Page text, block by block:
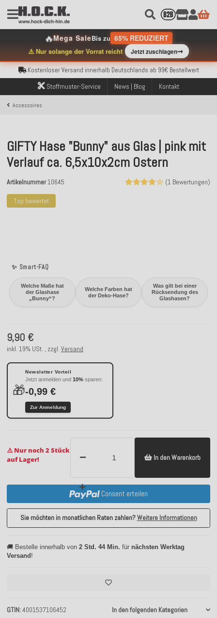
🔥Mega SaleBis zu 65% REDUZIERT
⚠️ Nur solange der Vorrat reicht Jetzt zuschlagen➞
Kostenloser Versand innerhalb Deutschlands ab 99€ Bestellwert
Über 120.000 erfolgreich versendete Bestellungen
Sicher bezahlen mit Klarna, PayPal & Amazon Pay
Kostenloser Versand innerhalb Deutschlands ab 99€ Bestellwert
Über 120.000 erfolgreich versendete Bestellungen
Sicher bezahlen mit Klarna, PayPal & Amazon Pay
Kostenloser Versand innerhalb Deutschlands ab 99€ Bestellwert
Stoffmuster-Service News | Blog Kontakt
Accessoires
Top bewertet
✨ Smart-FAQ
Welche Maße hat
der Glashase
„Bunny“?
Welche Farben hat
der Deko-Hase?
Was gilt bei einer
Rücksendung des
Glashasen?
GIFTY Hase "Bunny" aus Glas | pink mit
Verlauf ca. 6,5x10x2cm Ostern
(1 Bewertungen)
Artikelnummer10645
GTIN 4001537106452 In den folgenden Kategorien
9,90 €
inkl. 19% USt. , zzgl. Versand
🎁
Newsletter Vorteil
Jetzt anmelden und 10% sparen:
-0,99 €
Zur Anmeldung
⚠️ Nur noch 2 Stück
auf Lager!
In den Warenkorb
Consent erteilen
Sie möchten in monatlichen Raten zahlen?Weitere Informationen
🚚 Bestelle innerhalb von 2 Std. 44 Min. für nächsten Werktag
Versand !